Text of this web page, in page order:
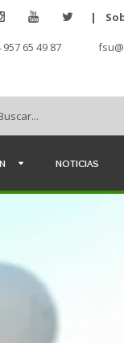
|
65 49 87
NOTICIAS